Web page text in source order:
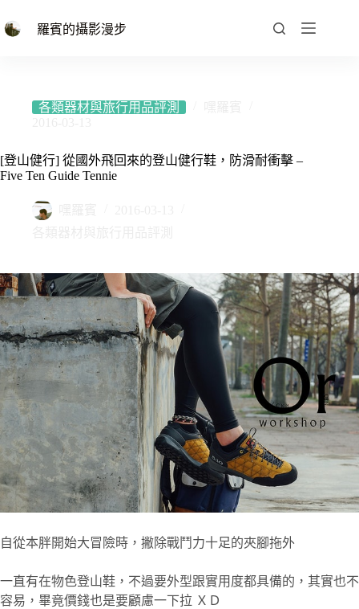
至
羅賓的攝影漫步
各類器材與旅行用品評測
[登山健行] 從國外飛回來的登山健行鞋，防滑耐衝擊 –
Five Ten Guide Tennie
自從本胖開始大冒險時，撇除戰鬥力十足的夾腳拖外
一直有在物色登山鞋，不過要外型跟實用度都具備的，其實也不
容易，畢竟價錢也是要顧慮一下拉 ＸＤ